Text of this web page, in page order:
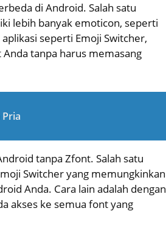
di Android. Salah satu
lebih banyak emoticon, seperti
seperti Emoji Switcher,
tanpa harus memasang
tanpa Zfont. Salah satu
Switcher yang memungkinkan
Anda. Cara lain adalah dengan
akses ke semua font yang